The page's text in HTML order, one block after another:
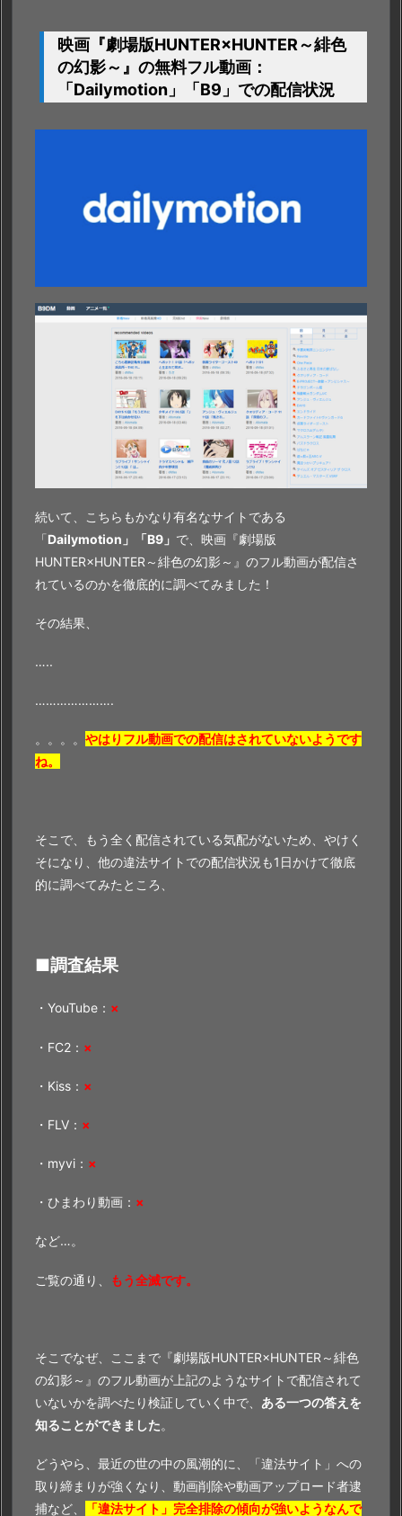
無
法
1.
で
『劇
H
E
T
E
R
色
の
幻
～』
視
き
理
映画『劇場版HUNTER×HUNTER～緋色
の幻影～』の無料フル動画：
「Dailymotion」「B9」 での配信状況
続いて、こちらもかなり有名なサイトである
「Dailymotion」「B9」 で、映画『劇場版
HUNTER×HUNTER～緋色の幻影～』のフル動画が配信さ
れているのかを徹底的に調べてみました！
その結果、
…..
………………….
。。。。 やはりフル動画での配信はされていないようです
ね。
そこで、もう全く配信されている気配がないため、やけく
そになり、他の違法サイトでの配信状況も1日かけて徹底
的に調べてみたところ、
■調査結果
・YouTube： ×
・FC2： ×
・Kiss： ×
・FLV： ×
・myvi： ×
・ひまわり動画： ×
など…。
ご覧の通り、 もう全滅です。
そこでなぜ、ここまで『劇場版HUNTER×HUNTER～緋色
の幻影～』のフル動画が上記のようなサイトで配信されて
いないかを調べたり検証していく中で、 ある一つの答えを
知ることができました。
どうやら、最近の世の中の風潮的に、「違法サイト」への
取り締まりが強くなり、動画削除や動画アップロード者逮
捕など、
「違法サイト」完全排除の傾向が強いようなんで